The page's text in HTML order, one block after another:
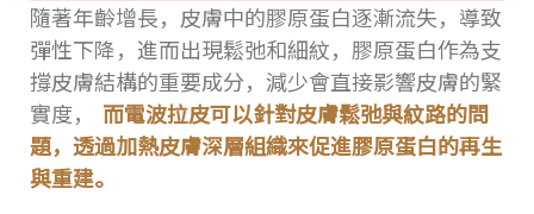
隨著年齡增長，皮膚中的膠原蛋白逐漸流失，導致
彈性下降，進而出現鬆弛和細紋，膠原蛋白作為支
撐皮膚結構的重要成分，減少會直接影響皮膚的緊
實度，
而電波拉皮可以針對皮膚鬆弛與紋路的問
題，透過加熱皮膚深層組織來促進膠原蛋白的再生
與重建。